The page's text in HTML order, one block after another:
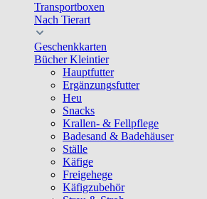
Transportboxen
Nach Tierart
Geschenkkarten
Bücher Kleintier
Hauptfutter
Ergänzungsfutter
Heu
Snacks
Krallen- & Fellpflege
Badesand & Badehäuser
Ställe
Käfige
Freigehege
Käfigzubehör